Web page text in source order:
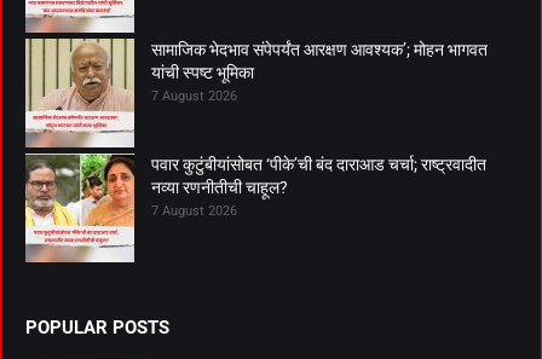
सामाजिक भेदभाव संपेपर्यंत आरक्षण आवश्यक’; मोहन भागवत
यांची स्पष्ट भूमिका
7 August 2026
पवार कुटुंबीयांसोबत ‘पीके’ची बंद दाराआड चर्चा; राष्ट्रवादीत
नव्या रणनीतीची चाहूल?
7 August 2026
POPULAR POSTS